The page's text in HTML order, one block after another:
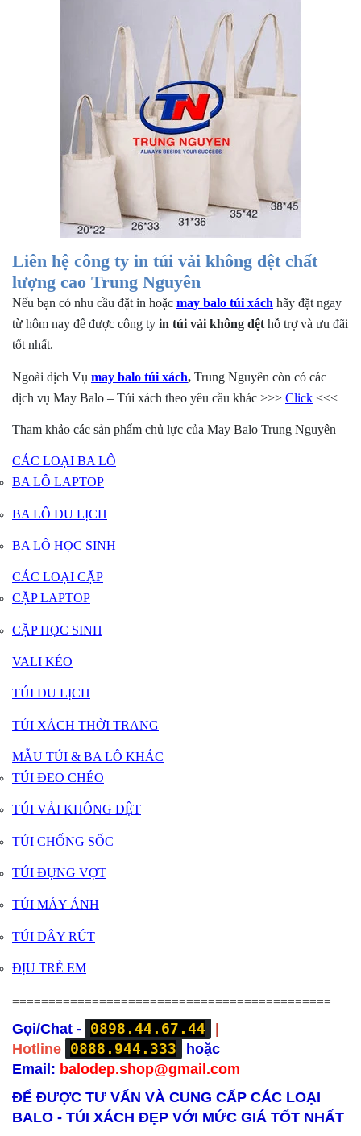
Liên hệ công ty in túi vải không dệt chất
lượng cao Trung Nguyên
Nếu bạn có nhu cầu đặt in hoặc may balo túi xách hãy đặt ngay
từ hôm nay để được công ty in túi vải không dệt hỗ trợ và ưu đãi
tốt nhất.
Ngoài dịch Vụ may balo túi xách, Trung Nguyên còn có các
dịch vụ May Balo – Túi xách theo yêu cầu khác >>> Click <<<
Tham khảo các sản phẩm chủ lực của May Balo Trung Nguyên
CÁC LOẠI BA LÔ
BA LÔ LAPTOP
BA LÔ DU LỊCH
BA LÔ HỌC SINH
CÁC LOẠI CẶP
CẶP LAPTOP
CẶP HỌC SINH
VALI KÉO
TÚI DU LỊCH
TÚI XÁCH THỜI TRANG
MẪU TÚI & BA LÔ KHÁC
TÚI ĐEO CHÉO
TÚI VẢI KHÔNG DỆT
TÚI CHỐNG SỐC
TÚI ĐỰNG VỢT
TÚI MÁY ẢNH
TÚI DÂY RÚT
ĐỊU TRẺ EM
============================================
Gọi/Chat - 0898.44.67.44
|
Hotline 0888.944.333
hoặc
Email: balodep.shop@gmail.com
ĐỂ ĐƯỢC TƯ VẤN VÀ CUNG CẤP CÁC LOẠI
BALO - TÚI XÁCH ĐẸP VỚI MỨC GIÁ TỐT NHẤT